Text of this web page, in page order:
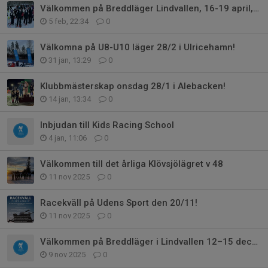
Välkommen på Breddläger Lindvallen, 16-19 april, 2026 med GSLK
5 feb, 22:34 0
Välkomna på U8-U10 läger 28/2 i Ulricehamn!
31 jan, 13:29 0
Klubbmästerskap onsdag 28/1 i Alebacken!
14 jan, 13:34 0
Inbjudan till Kids Racing School
4 jan, 11:06 0
Välkommen till det årliga Klövsjölägret v 48
11 nov 2025 0
Racekväll på Udens Sport den 20/11!
11 nov 2025 0
Välkommen på Breddläger i Lindvallen 12–15 december med GSLK!
9 nov 2025 0